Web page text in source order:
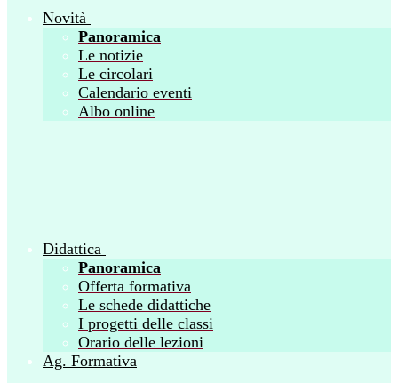
Novità
Panoramica
Le notizie
Le circolari
Calendario eventi
Albo online
Didattica
Panoramica
Offerta formativa
Le schede didattiche
I progetti delle classi
Orario delle lezioni
Ag. Formativa